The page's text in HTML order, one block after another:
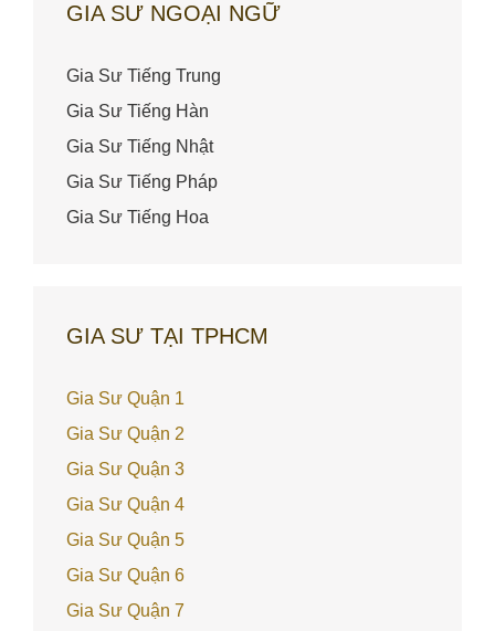
GIA SƯ NGOẠI NGỮ
Gia Sư Tiếng Trung
Gia Sư Tiếng Hàn
Gia Sư Tiếng Nhật
Gia Sư Tiếng Pháp
Gia Sư Tiếng Hoa
GIA SƯ TẠI TPHCM
Gia Sư Quận 1
Gia Sư Quận 2
Gia Sư Quận 3
Gia Sư Quận 4
Gia Sư Quận 5
Gia Sư Quận 6
Gia Sư Quận 7